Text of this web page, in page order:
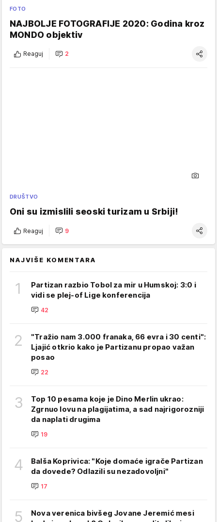
FOTO
NAJBOLJE FOTOGRAFIJE 2020: Godina kroz
MONDO objektiv
Reaguj 2
DRUŠTVO
Oni su izmislili seoski turizam u Srbiji!
Reaguj 9
NAJVIŠE KOMENTARA
1
Partizan razbio Tobol za mir u Humskoj: 3:0 i
vidi se plej-of Lige konferencija
42
2
"Tražio nam 3.000 franaka, 66 evra i 30 centi":
Ljajić otkrio kako je Partizanu propao važan
posao
22
3
Top 10 pesama koje je Dino Merlin ukrao:
Zgrnuo lovu na plagijatima, a sad najrigorozniji
da naplati drugima
19
4
Balša Koprivica: "Koje domaće igrače Partizan
da dovede? Odlazili su nezadovoljni"
17
5
Nova verenica bivšeg Jovane Jeremić mesi